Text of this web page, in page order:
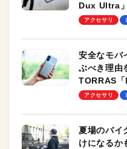
Dux Ultra
のモバイル
アクセサリ
安全なモバ
ぶべき理由
TORRAS
ーも
アクセサリ
夏場のバイ
けになる